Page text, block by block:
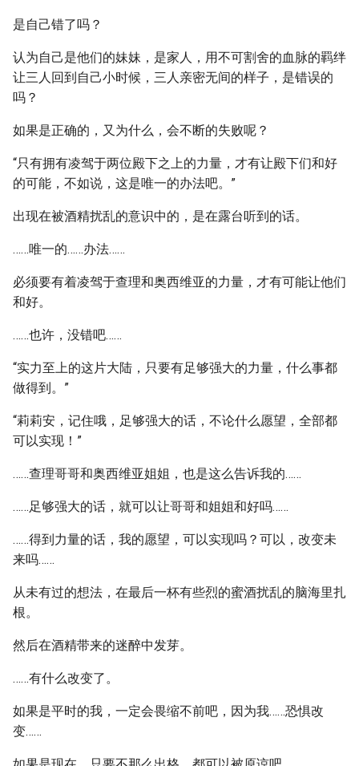
是自己错了吗？
认为自己是他们的妹妹，是家人，用不可割舍的血脉的羁绊
让三人回到自己小时候，三人亲密无间的样子，是错误的
吗？
如果是正确的，又为什么，会不断的失败呢？
“只有拥有凌驾于两位殿下之上的力量，才有让殿下们和好
的可能，不如说，这是唯一的办法吧。”
出现在被酒精扰乱的意识中的，是在露台听到的话。
……唯一的……办法……
必须要有着凌驾于查理和奥西维亚的力量，才有可能让他们
和好。
……也许，没错吧……
“实力至上的这片大陆，只要有足够强大的力量，什么事都
做得到。”
“莉莉安，记住哦，足够强大的话，不论什么愿望，全部都
可以实现！”
……查理哥哥和奥西维亚姐姐，也是这么告诉我的……
……足够强大的话，就可以让哥哥和姐姐和好吗……
……得到力量的话，我的愿望，可以实现吗？可以，改变未
来吗……
从未有过的想法，在最后一杯有些烈的蜜酒扰乱的脑海里扎
根。
然后在酒精带来的迷醉中发芽。
……有什么改变了。
如果是平时的我，一定会畏缩不前吧，因为我……恐惧改
变……